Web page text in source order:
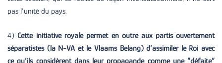
pas l’unité du pays.
4)Cette initiative royale permet en outre aux partis ouvertement
séparatistes (la N-VA et le Vlaams Belang) d’assimiler le Roi avec
ce qu’ils considèrent dans leur propagande comme une “défaite”